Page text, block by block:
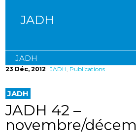
JADH
JADH
23 Déc, 2012 JADH, Publications
JADH
JADH 42 –
novembre/